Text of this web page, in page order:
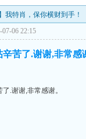
特肖，保你横财到手！
06 22:15
辛苦了.谢谢,非常感
.谢谢,非常感谢。